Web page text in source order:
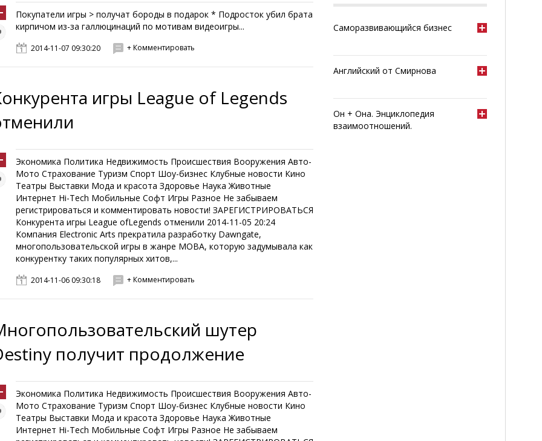
Покупатели игры > получат бороды в подарок * Подросток убил брата
кирпичом из-за галлюцинаций по мотивам видеоигры...
2014-11-07 09:30:20 + Комментировать
игры League of Legends
Экономика Политика Недвижимость Происшествия Вооружения Авто-
Мото Страхование Туризм Спорт Шоу-бизнес Клубные новости Кино
Театры Выставки Мода и красота Здоровье Наука Животные
Интернет Hi-Tech Мобильные Софт Игры Разное Не забываем
регистрироваться и комментировать новости! ЗАРЕГИСТРИРОВАТЬСЯ
Конкурента игры League ofLegends отменили 2014-11-05 20:24
Компания Electronic Arts прекратила разработку Dawngate,
многопользовательской игры в жанре MOBA, которую задумывала как
конкурентку таких популярных хитов,...
2014-11-06 09:30:18 + Комментировать
шутер
получит продолжение
Экономика Политика Недвижимость Происшествия Вооружения Авто-
Мото Страхование Туризм Спорт Шоу-бизнес Клубные новости Кино
Театры Выставки Мода и красота Здоровье Наука Животные
Интернет Hi-Tech Мобильные Софт Игры Разное Не забываем
Саморазвивающийся бизнес
Английский от Смирнова
Он + Она. Энциклопедия
взаимоотношений.